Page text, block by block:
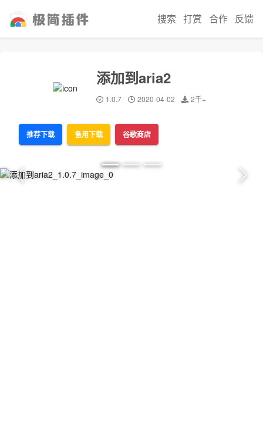
搜索 打赏 合作 反馈
添加到aria2
1.0.7 2020-04-02 2千+
推荐下载 备用下载 谷歌商店